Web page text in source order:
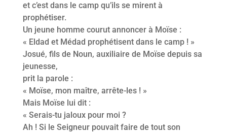
et c’est dans le camp qu’ils se mirent à
prophétiser.
Un jeune homme courut annoncer à Moïse :
« Eldad et Médad prophétisent dans le camp ! »
Josué, fils de Noun, auxiliaire de Moïse depuis sa
jeunesse,
prit la parole :
« Moïse, mon maître, arrête-les ! »
Mais Moïse lui dit :
« Serais-tu jaloux pour moi ?
Ah ! Si le Seigneur pouvait faire de tout son